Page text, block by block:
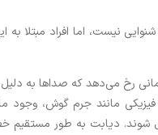
نیست، اما افراد مبتلا
رخ می‌دهد که صداها به دلیل
مانند جرم گوش، وجود
دیابت به طور مستقیم